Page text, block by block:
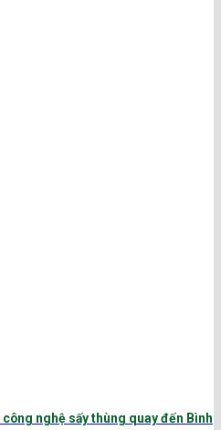
nghệ sấy thùng quay đến Bình